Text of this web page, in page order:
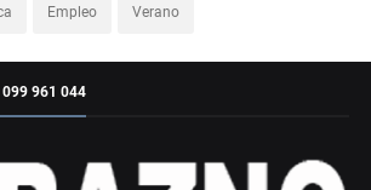
Empleo Verano
099 961 044